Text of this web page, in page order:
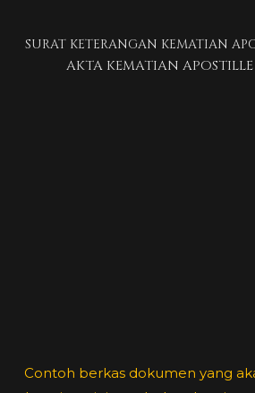
SURAT KETERANGAN KEMATIAN
AKTA KEMATIAN
Contoh berkas dokumen yang